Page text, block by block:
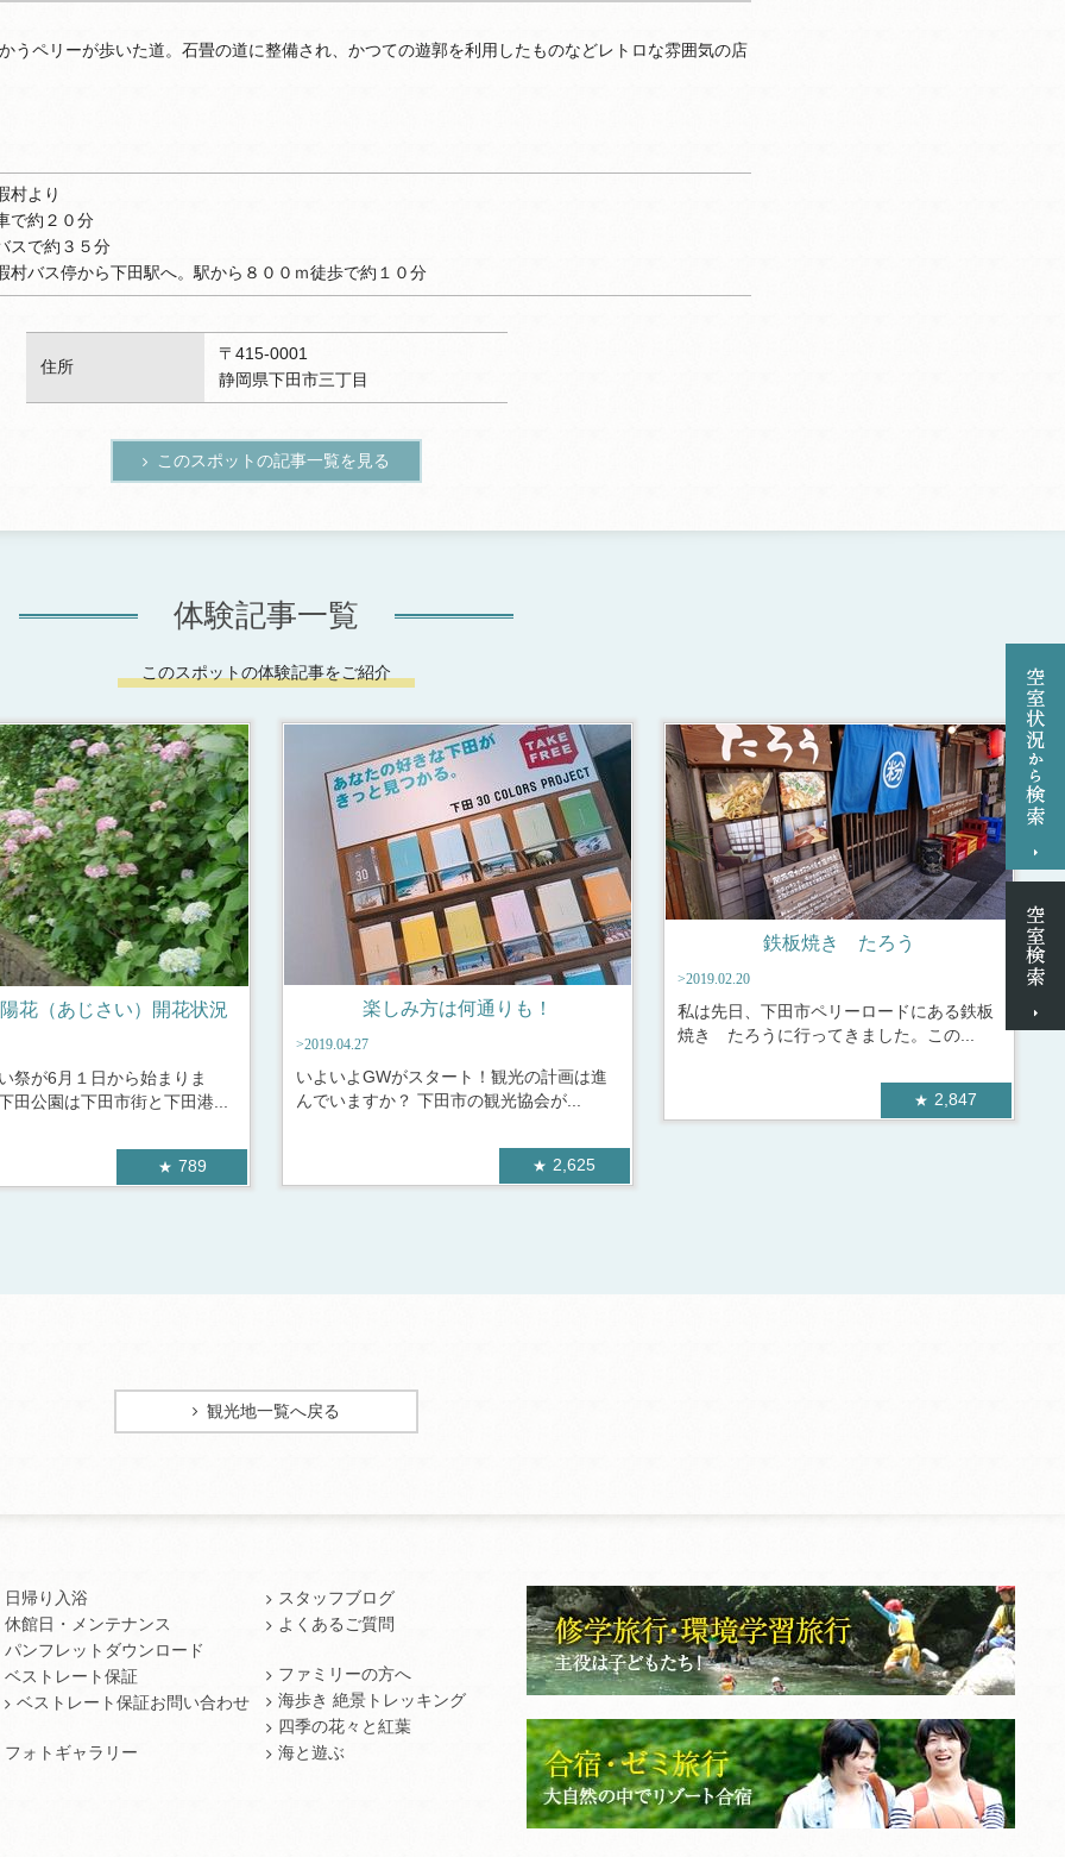
うペリーが歩いた道。石畳の道に整備され、かつての遊郭を利用したものなどレトロな雰囲気の店
村より
で約２０分
スで約３５分
村バス停から下田駅へ。駅から８００ｍ徒歩で約１０分
住所
〒415-0001
静岡県下田市三丁目
このスポットの記事一覧を見る
体験記事一覧
このスポットの体験記事をご紹介
花（あじさい）開花状況
祭が6月１日から始まりま
田公園は下田市街と下田港...
789
楽しみ方は何通りも！
>2019.04.27
いよいよGWがスタート！観光の計画は進
んでいますか？ 下田市の観光協会が...
2,625
鉄板焼き たろう
>2019.02.20
私は先日、下田市ペリーロードにある鉄板
焼き たろうに行ってきました。この...
2,847
観光地一覧へ戻る
日帰り入浴
休館日・メンテナンス
パンフレットダウンロード
ベストレート保証
ベストレート保証お問い合わせ
フォトギャラリー
スタッフブログ
よくあるご質問
ファミリーの方へ
海歩き 絶景トレッキング
四季の花々と紅葉
海と遊ぶ